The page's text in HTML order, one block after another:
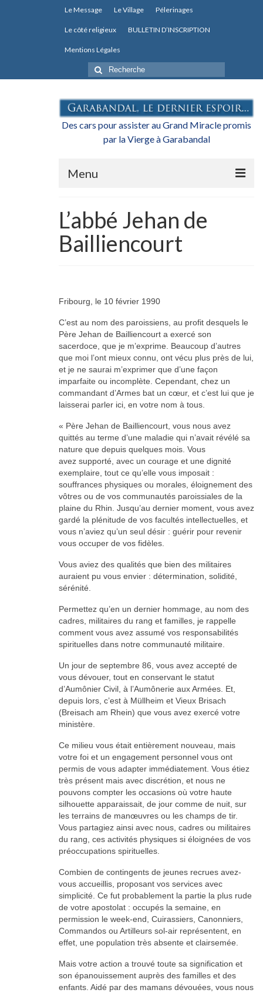
Le Message Le Village Pélerinages
Le côté religieux BULLETIN D’INSCRIPTION
Mentions Légales
Rechercher
:
Des cars pour assister au Grand Miracle promis
par la Vierge à Garabandal
Menu
L’association
Les transports pour le Grand Miracle
L’abbé Jehan de
Bailliencourt
Fribourg, le 10 février 1990
C’est au nom des paroissiens, au profit desquels le
Père Jehan de Bailliencourt a exercé son
sacerdoce, que je m’exprime. Beaucoup d’autres
que moi l’ont mieux connu, ont vécu plus près de lui,
et je ne saurai m’exprimer que d’une façon
imparfaite ou incomplète. Cependant, chez un
commandant d’Armes bat un cœur, et c’est lui que je
laisserai parler ici, en votre nom à tous.
« Père Jehan de Bailliencourt, vous nous avez
quittés au terme d’une maladie qui n’avait révélé sa
nature que depuis quelques mois. Vous
avez supporté, avec un courage et une dignité
exemplaire, tout ce qu’elle vous imposait :
souffrances physiques ou morales, éloignement des
vôtres ou de vos communautés paroissiales de la
plaine du Rhin. Jusqu’au dernier moment, vous avez
gardé la plénitude de vos facultés intellectuelles, et
vous n’aviez qu’un seul désir : guérir pour revenir
vous occuper de vos fidèles.
Vous aviez des qualités que bien des militaires
auraient pu vous envier : détermination, solidité,
sérénité.
Permettez qu’en un dernier hommage, au nom des
cadres, militaires du rang et familles, je rappelle
comment vous avez assumé vos responsabilités
spirituelles dans notre communauté militaire.
Un jour de septembre 86, vous avez accepté de
vous dévouer, tout en conservant le statut
d’Aumônier Civil, à l’Aumônerie aux Armées. Et,
depuis lors, c’est à Müllheim et Vieux Brisach
(Breisach am Rhein) que vous avez exercé votre
ministère.
Ce milieu vous était entièrement nouveau, mais
votre foi et un engagement personnel vous ont
permis de vous adapter immédiatement. Vous étiez
très présent mais avec discrétion, et nous ne
pouvons compter les occasions où votre haute
silhouette apparaissait, de jour comme de nuit, sur
les terrains de manœuvres ou les champs de tir.
Vous partagiez ainsi avec nous, cadres ou militaires
du rang, ces activités physiques si éloignées de vos
préoccupations spirituelles.
Combien de contingents de jeunes recrues avez-
vous accueillis, proposant vos services avec
simplicité. Ce fut probablement la partie la plus rude
de votre apostolat : occupés la semaine, en
permission le week-end, Cuirassiers, Canonniers,
Commandos ou Artilleurs sol-air représentent, en
effet, une population très absente et clairsemée.
Mais votre action a trouvé toute sa signification et
son épanouissement auprès des familles et des
enfants. Aidé par des mamans dévouées, vous nous